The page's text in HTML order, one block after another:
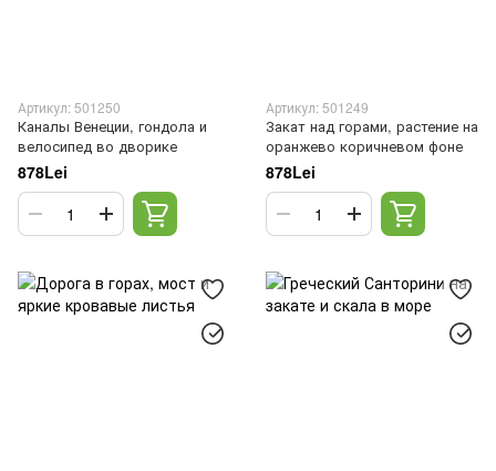
Артикул: 501250
Каналы Венеции, гондола и
велосипед во дворике
878Lei
Артикул: 501249
Закат над горами, растение на
оранжево коричневом фоне
878Lei